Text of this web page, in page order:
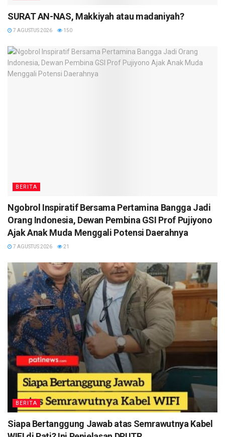
SURAT AN-NAS, Makkiyah atau madaniyah?
7 AGUSTUS 2026 150
BERITA
Ngobrol Inspiratif Bersama Pertamina Bangga Jadi
Orang Indonesia, Dewan Pembina GSI Prof Pujiyono
Ajak Anak Muda Menggali Potensi Daerahnya
7 AGUSTUS 2026 21
BERITA
Siapa Bertanggung Jawab atas Semrawutnya Kabel